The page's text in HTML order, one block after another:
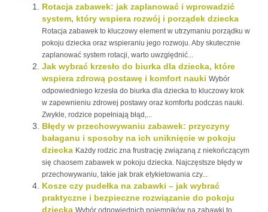
Rotacja zabawek: jak zaplanować i wprowadzić
system, który wspiera rozwój i porządek dziecka
Rotacja zabawek to kluczowy element w utrzymaniu porządku w
pokoju dziecka oraz wspieraniu jego rozwoju. Aby skutecznie
zaplanować system rotacji, warto uwzględnić...
Jak wybrać krzesło do biurka dla dziecka, które
wspiera zdrową postawę i komfort nauki Wybór
odpowiedniego krzesła do biurka dla dziecka to kluczowy krok
w zapewnieniu zdrowej postawy oraz komfortu podczas nauki.
Zwykle, rodzice popełniają błąd,...
Błędy w przechowywaniu zabawek: przyczyny
bałaganu i sposoby na ich uniknięcie w pokoju
dziecka Każdy rodzic zna frustrację związaną z niekończącym
się chaosem zabawek w pokoju dziecka. Najczęstsze błędy w
przechowywaniu, takie jak brak etykietowania czy...
Kosze czy pudełka na zabawki – jak wybrać
praktyczne i bezpieczne rozwiązanie do pokoju
dziecka Wybór odpowiednich pojemników na zabawki to